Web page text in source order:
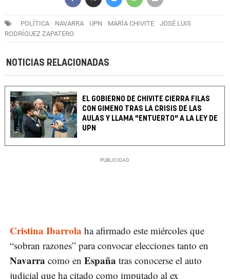
POLÍTICA NAVARRA UPN MARÍA CHIVITE
JOSÉ LUIS
RODRÍGUEZ ZAPATERO
NOTICIAS RELACIONADAS
EL GOBIERNO DE CHIVITE CIERRA FILAS
CON GIMENO TRAS LA CRISIS DE LAS
AULAS Y LLAMA "ENTUERTO" A LA LEY DE
UPN
Cristina Ibarrola ha afirmado este miércoles que
“sobran razones” para convocar elecciones tanto en
Navarra como en España tras conocerse el auto
judicial que ha citado como imputado al ex